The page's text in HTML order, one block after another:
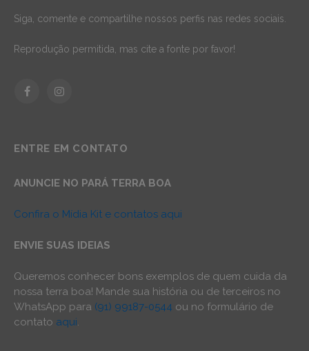
Siga, comente e compartilhe nossos perfis nas redes sociais.
Reprodução permitida, mas cite a fonte por favor!
FacebookInstagram
ENTRE EM CONTATO
ANUNCIE NO PARÁ TERRA BOA
Confira o Mídia Kit e contatos aqui
ENVIE SUAS IDEIAS
Queremos conhecer bons exemplos de quem cuida da
nossa terra boa! Mande sua história ou de terceiros no
WhatsApp para (91) 99187-0544 ou no formulário de
contato aqui.